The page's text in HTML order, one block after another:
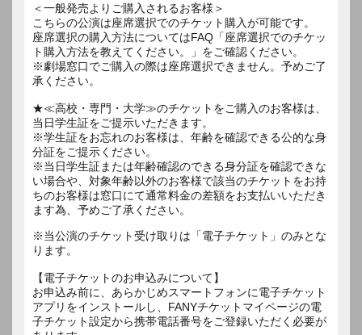
＜一般発売よりご購入されるお客様＞
こちらの公演は座席選択でのチケット購入が可能です。
座席選択の購入方法についてはFAQ「座席選択でのチケッ
ト購入方法を教えてください。」をご確認ください。
※劇場窓口でご購入の際は座席選択できません。予めご了
承ください。
★≪高校・専門・大学≫のチケットをご購入のお客様は、
当日学生証をご提示いただきます。
※学生証をお忘れのお客様は、年齢を確認できる公的な身
分証をご提示ください。
※当日学生証または年齢確認のできる身分証を確認できな
い場合や、対象年齢以外のお客様で該当のチケットをお持
ちのお客様は窓口にて通常料金の差額をお支払いいただき
ます為、予めご了承ください。
※当公演のチケット受け取りは「電子チケット」のみとな
ります。
【電子チケットのお申込みについて】
お申込み前に、あらかじめスマートフォンに電子チケット
アプリをインストールし、FANYチケットマイページの電
子チケット設定から携帯電話番号をご登録いただく必要が